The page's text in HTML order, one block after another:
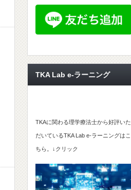
TKA Lab e-ラーニング
TKAに関わる理学療法士から好評いた
だいているTKA Lab e-ラーニングはこ
ちら。↓クリック